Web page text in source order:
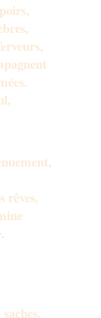
rêves,